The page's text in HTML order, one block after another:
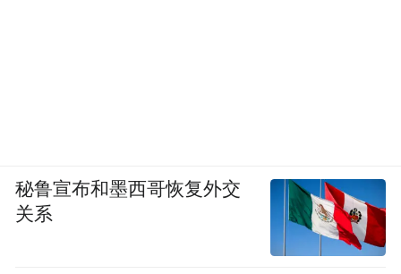
秘鲁宣布和墨西哥恢复外交
关系